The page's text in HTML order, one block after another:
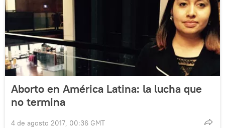
Aborto en América Latina: la lucha que
no termina
4 de agosto 2017, 00:36 GMT